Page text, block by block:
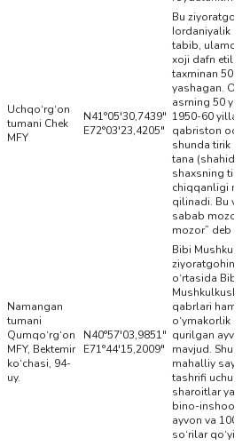
Uchqo‘rg‘on
tumani Chek
MFY
N41°05'30,7439"
E72°03'23,4205"
Bu
Iordaniyalik
tabib, ulamo
xoji dafn
taxminan 500
yashagan.
asrning 50
1950-60
qabriston
shunda tirik
tana (shahid)
shaxsning tirik
chiqqanligi
qilinadi. Bu
sabab mozorni
mozor” deb
Namangan
tumani
Qumqo‘rg‘on
MFY, Bektemir
ko‘chasi, 94-
uy.
N40°57'03,9851"
E71°44'15,2009"
Bibi
ziyoratgohining
o‘rtasida Bibi
qabrlari
o‘ymakorlik
qurilgan ayvon
mavjud.
mahalliy
tashrifi uchun
sharoitlar
bino-
ayvon va 100
so‘rilar